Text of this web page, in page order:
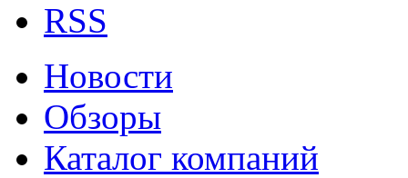
RSS
Новости
Обзоры
Каталог компаний